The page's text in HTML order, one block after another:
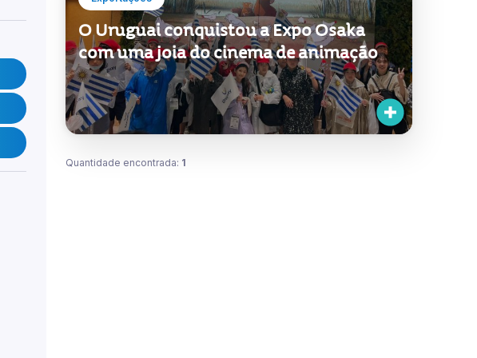
O Uruguai conquistou a Expo Osaka
com uma joia do cinema de animação
Quantidade encontrada: 1